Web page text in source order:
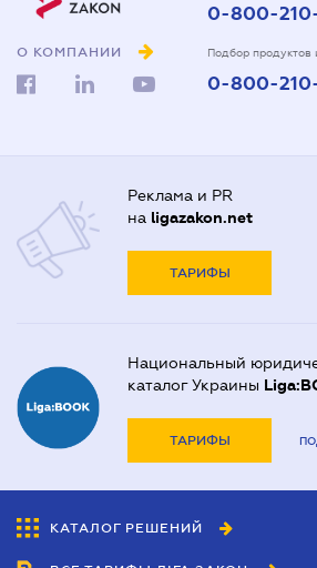
О КОМПАНИИ
0-800-
Подбор продуктов
0-800-
Реклама и PR
на ligazakon.net
ТАРИФЫ
Национальный
каталог Украины
ТАРИФЫ
КАТАЛОГ РЕШЕНИЙ